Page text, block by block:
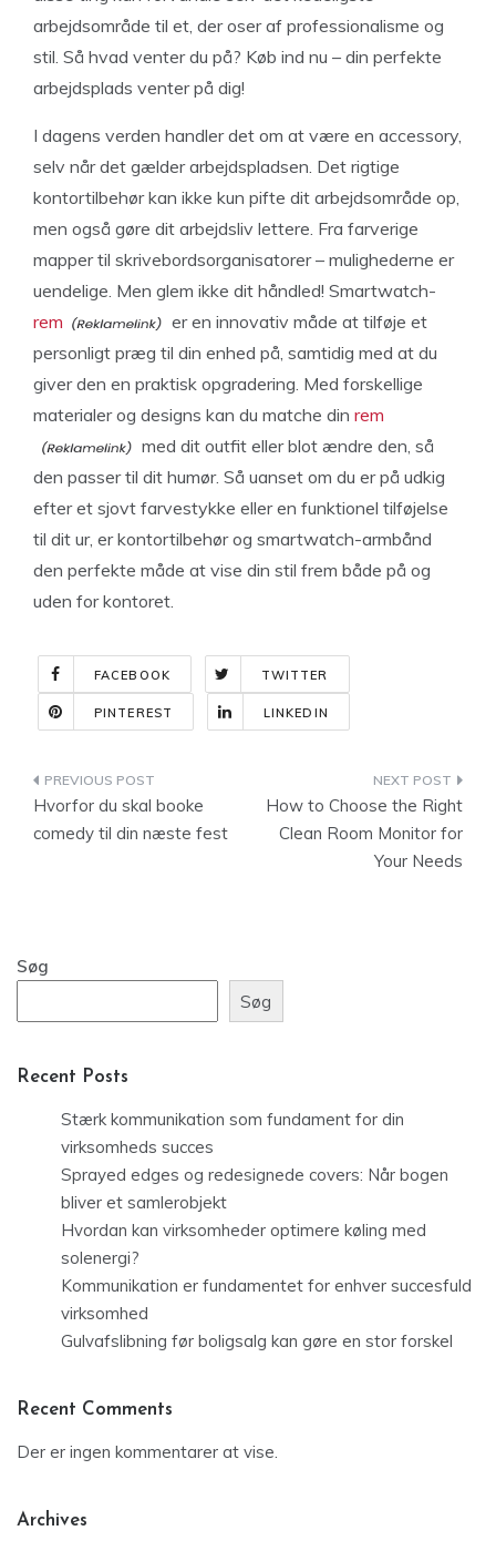
arbejdsområde til et, der oser af professionalisme og
stil. Så hvad venter du på? Køb ind nu – din perfekte
arbejdsplads venter på dig!
I dagens verden handler det om at være en accessory,
selv når det gælder arbejdspladsen. Det rigtige
kontortilbehør kan ikke kun pifte dit arbejdsområde op,
men også gøre dit arbejdsliv lettere. Fra farverige
mapper til skrivebordsorganisatorer – mulighederne er
uendelige. Men glem ikke dit håndled! Smartwatch-
rem
er en innovativ måde at tilføje et
personligt præg til din enhed på, samtidig med at du
giver den en praktisk opgradering. Med forskellige
materialer og designs kan du matche din rem
med dit outfit eller blot ændre den, så
den passer til dit humør. Så uanset om du er på udkig
efter et sjovt farvestykke eller en funktionel tilføjelse
til dit ur, er kontortilbehør og smartwatch-armbånd
den perfekte måde at vise din stil frem både på og
uden for kontoret.
FACEBOOK TWITTER
PINTEREST LINKEDIN
Indlægsnavigation
Hvorfor du skal booke
comedy til din næste fest
How to Choose the Right
Clean Room Monitor for
Your Needs
Søg
Søg
Recent Posts
Stærk kommunikation som fundament for din
virksomheds succes
Sprayed edges og redesignede covers: Når bogen
bliver et samlerobjekt
Hvordan kan virksomheder optimere køling med
solenergi?
Kommunikation er fundamentet for enhver succesfuld
virksomhed
Gulvafslibning før boligsalg kan gøre en stor forskel
Recent Comments
Der er ingen kommentarer at vise.
Archives